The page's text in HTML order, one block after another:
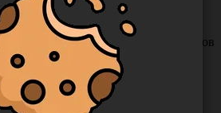
0 отзывов
26 упак.
6 упак.